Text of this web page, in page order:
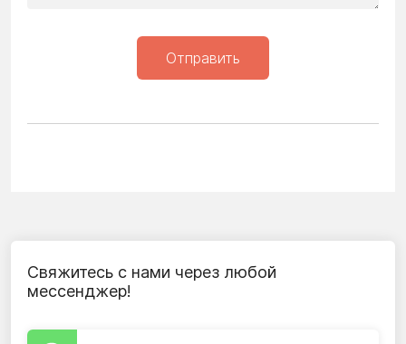
Отправить
Свяжитесь с нами через любой
мессенджер!